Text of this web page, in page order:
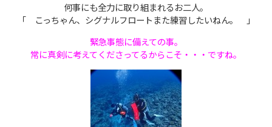
何事にも全力に取り組まれるお二人。
「 こっちゃん、シグナルフロートまた練習したいねん。 」
緊急事態に備えての事。
常に真剣に考えてくださってるからこそ・・・ですね。